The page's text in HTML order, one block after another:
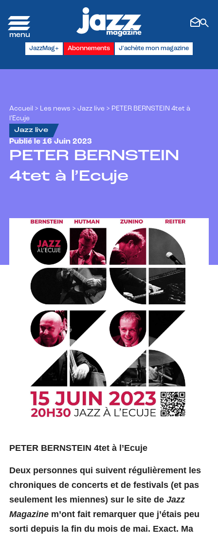
JazzMag+ Abonnements J'achète mon magazine
Accueil > Les news > Jazz live > PETER BERNSTEIN 4tet à
l’Ecuje
Jazz live
Publié le 16 Juin 2023
PETER BERNSTEIN
4tet à l’Ecuje
PETER BERNSTEIN 4tet à l’Ecuje
Deux personnes qui suivent régulièrement les
chroniques de concerts et de festivals (et pas
seulement les miennes) sur le site de Jazz
Magazine m’ont fait remarquer que j’étais peu
sorti depuis la fin du mois de mai. Exact. Ma